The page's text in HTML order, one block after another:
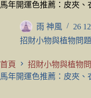
馬年開運色推薦：皮夾、
雨 神風
26
招財小物與植物問題
首頁
招財小物與植物
馬年開運色推薦：皮夾、